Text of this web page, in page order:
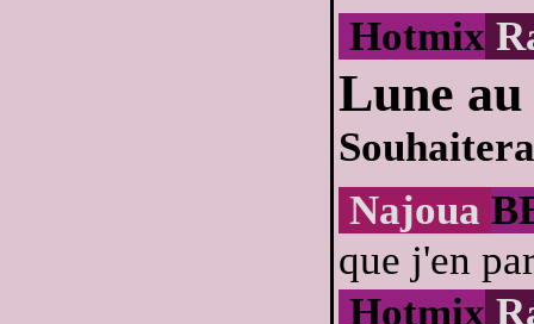
Hotmix
Lune au
Najoua
que j'en
Hotmix